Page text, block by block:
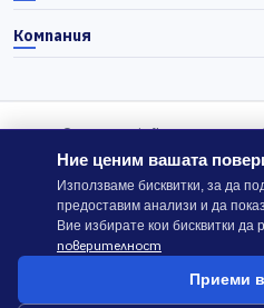
Компания
© 2026 Actiefhost.
законодателство цените в
изчислява отделно при
Ние ценим вашата
Използваме бисквитки, за да
предоставим анализи и да
Вие избирате кои бисквитки да
поверителност
Приеми